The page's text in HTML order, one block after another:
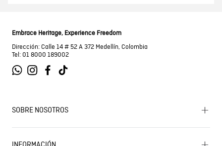
Embrace Heritage, Experience Freedom
Dirección: Calle 14 # 52 A 372 Medellín, Colombia
Tel: 01 8000 189002
SOBRE NOSOTROS
Encuentra tu tienda